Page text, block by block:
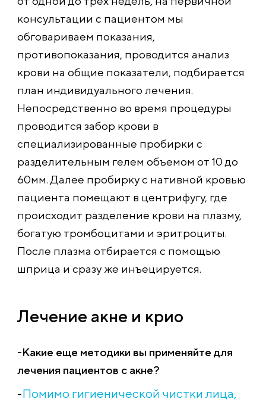
консультации с пациентом мы
обговариваем показания,
противопоказания, проводится анализ
крови на общие показатели, подбирается
план индивидуального лечения.
Непосредственно во время процедуры
проводится забор крови в
специализированные пробирки с
разделительным гелем объемом от 10 до
60мм. Далее пробирку с нативной кровью
пациента помещают в центрифугу, где
происходит разделение крови на плазму,
богатую тромбоцитами и эритроциты.
После плазма отбирается с помощью
шприца и сразу же инъецируется.
Лечение акне и крио
-Какие еще методики вы применяйте для
лечения пациентов с акне?
-Помимо гигиенической чистки лица,